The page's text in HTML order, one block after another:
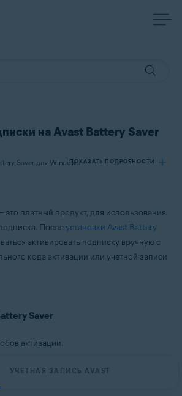
на Avast Battery Saver
Saver для WindowsПОКАЗАТЬ ПОДРОБНОСТИ
для Windows
Home / Pro / Enterprise / Education
/ Enterprise — 32- или 64-разрядная версия
Home Basic / Home Premium / Professional /
это платный продукт, для использования
Послеустановки Avast Battery
активировать подписку вручную с
кода активации или учетной записи
Saver
активации.
УЧЕТНАЯ ЗАПИСЬ AVAST